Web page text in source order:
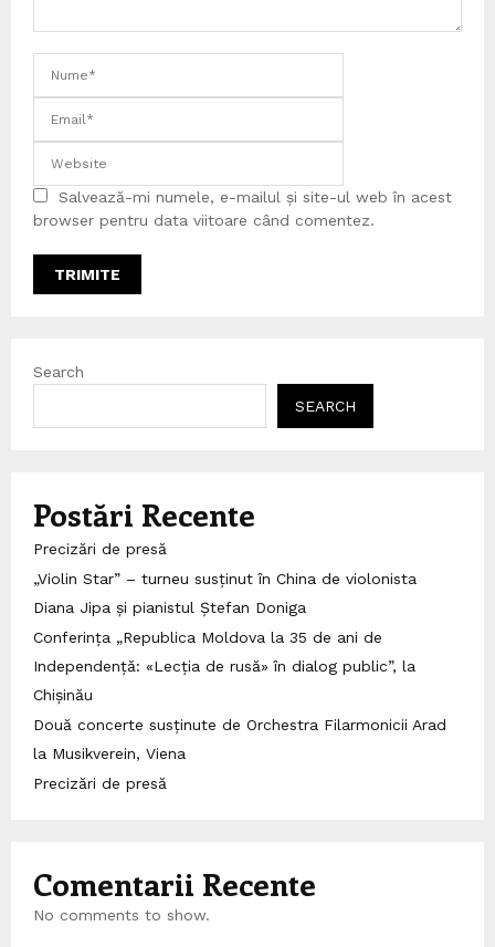
Salvează-mi numele, e-mailul și site-ul web în acest
browser pentru data viitoare când comentez.
Search
SEARCH
Postări Recente
Precizări de presă
„Violin Star” – turneu susținut în China de violonista
Diana Jipa și pianistul Ștefan Doniga
Conferința „Republica Moldova la 35 de ani de
Independență: «Lecția de rusă» în dialog public”, la
Chișinău
Două concerte susținute de Orchestra Filarmonicii Arad
la Musikverein, Viena
Precizări de presă
Comentarii Recente
No comments to show.